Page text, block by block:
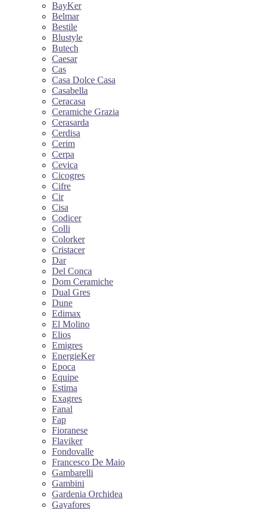
BayKer
Belmar
Bestile
Blustyle
Butech
Caesar
Cas
Casa Dolce Casa
Casabella
Ceracasa
Ceramiche Grazia
Cerasarda
Cerdisa
Cerim
Cerpa
Cevica
Cicogres
Cifre
Cir
Cisa
Codicer
Colli
Colorker
Cristacer
Dar
Del Conca
Dom Ceramiche
Dual Gres
Dune
Edimax
El Molino
Elios
Emigres
EnergieKer
Epoca
Equipe
Estima
Exagres
Fanal
Fap
Fioranese
Flaviker
Fondovalle
Francesco De Maio
Gambarelli
Gambini
Gardenia Orchidea
Gayafores